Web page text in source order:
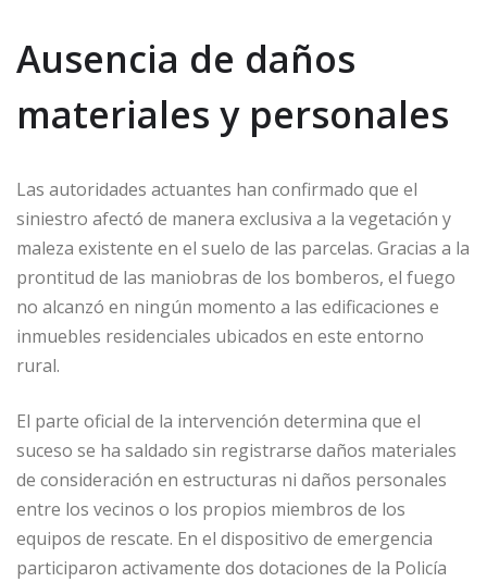
Ausencia de daños
materiales y personales
Las autoridades actuantes han confirmado que el
siniestro afectó de manera exclusiva a la vegetación y
maleza existente en el suelo de las parcelas. Gracias a la
prontitud de las maniobras de los bomberos, el fuego
no alcanzó en ningún momento a las edificaciones e
inmuebles residenciales ubicados en este entorno
rural.
El parte oficial de la intervención determina que el
suceso se ha saldado sin registrarse daños materiales
de consideración en estructuras ni daños personales
entre los vecinos o los propios miembros de los
equipos de rescate. En el dispositivo de emergencia
participaron activamente dos dotaciones de la Policía